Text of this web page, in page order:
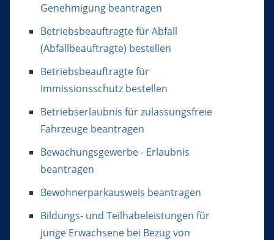
Genehmigung beantragen
Betriebsbeauftragte für Abfall
(Abfallbeauftragte) bestellen
Betriebsbeauftragte für
Immissionsschutz bestellen
Betriebserlaubnis für zulassungsfreie
Fahrzeuge beantragen
Bewachungsgewerbe - Erlaubnis
beantragen
Bewohnerparkausweis beantragen
Bildungs- und Teilhabeleistungen für
junge Erwachsene bei Bezug von